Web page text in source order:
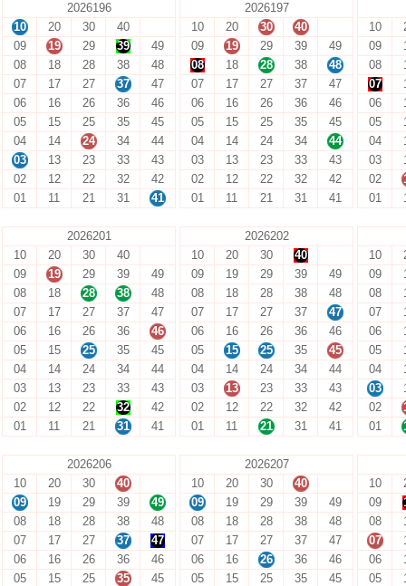
2026196
10
20 30
40
09
19 29 39
49
08
18 28 38
48
07
17 27 37
47
06
16 26 36
46
05
15 25 35
45
04
14 24 34
44
03
13 23 33
43
02
12 22 32
42
01
11 21 31 41
2026197
10
20 30
40
09
19 29 39
49
08
18 28 38
48
07
17 27 37
47
06
16 26 36
46
05
15 25 35
45
04
14 24 34
44
03
13 23 33
43
02
12 22 32
42
01
11 21 31 41
10
09
08
07
06
05
04
03
02
01
2026201
10
20 30
40
09
19 29 39
49
08
18 28 38
48
07
17 27 37
47
06
16 26 36
46
05
15 25 35
45
04
14 24 34
44
03
13 23 33
43
02
12 22 32
42
01
11 21 31 41
2026202
10
20 30
40
09
19 29 39
49
08
18 28 38
48
07
17 27 37
47
06
16 26 36
46
05
15 25 35
45
04
14 24 34
44
03
13 23 33
43
02
12 22 32
42
01
11 21 31 41
10
09
08
07
06
05
04
03
02
01
2026206
10
20 30
40
09
19 29 39
49
08
18 28 38
48
07
17 27 37
47
06
16 26 36
46
05
15 25 35
45
2026207
10
20 30
40
09
19 29 39
49
08
18 28 38
48
07
17 27 37
47
06
16 26 36
46
05
15 25 35
45
10
09
08
07
06
05